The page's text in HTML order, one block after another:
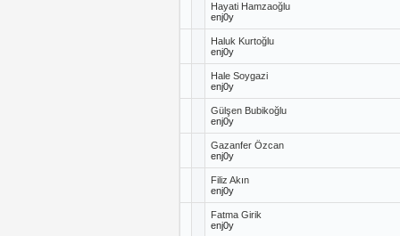
Hayati Hamzaoğlu
enj0y
Haluk Kurtoğlu
enj0y
Hale Soygazi
enj0y
Gülşen Bubikoğlu
enj0y
Gazanfer Özcan
enj0y
Filiz Akın
enj0y
Fatma Girik
enj0y